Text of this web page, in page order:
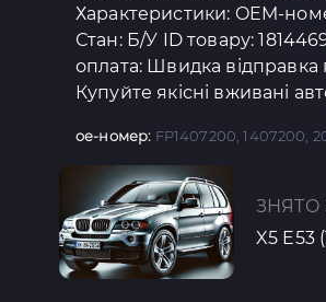
Характеристики: OEM-
Стан: Б/У ID товару:
оплата: Швидка відправка
Купуйте якісні вживані
oe-номер: FP1407200, 1407200,
ЗНЯТО
X5 E53